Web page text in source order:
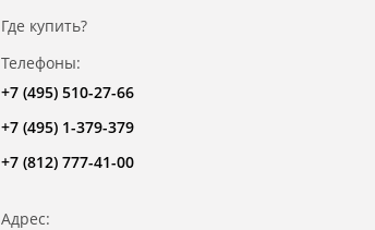
Где купить?
Телефоны:
+7 (495) 510-27-66
+7 (495) 1-379-379
+7 (812) 777-41-00
Адрес: